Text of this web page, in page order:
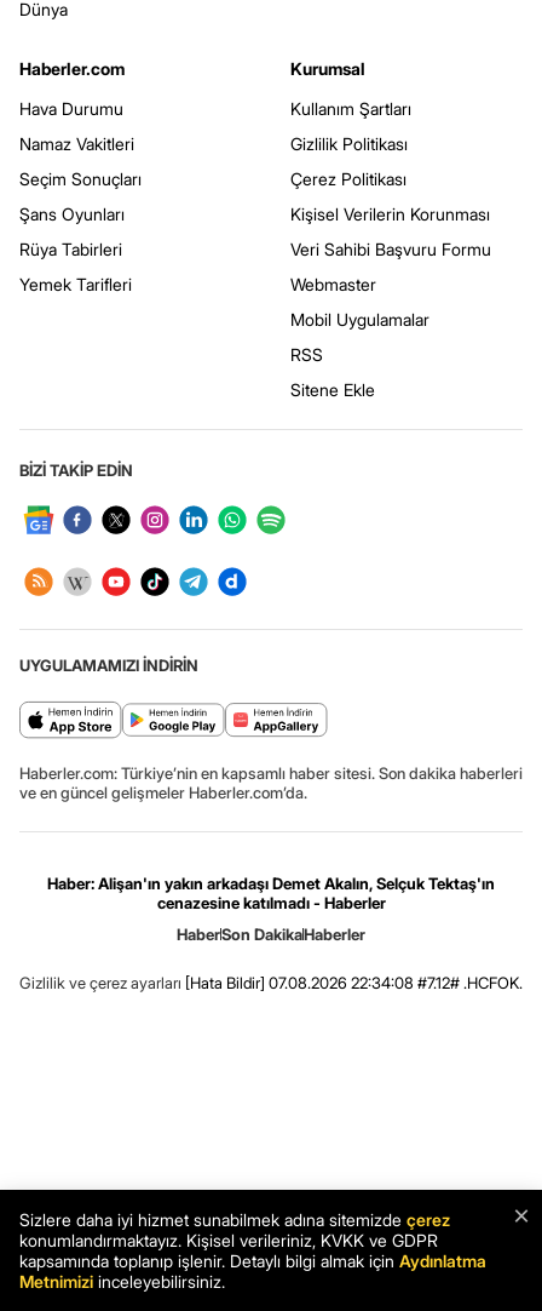
Dünya
Haberler.com
Hava Durumu
Namaz Vakitleri
Seçim Sonuçları
Şans Oyunları
Rüya Tabirleri
Yemek Tarifleri
Kurumsal
Kullanım Şartları
Gizlilik Politikası
Çerez Politikası
Kişisel Verilerin Korunması
Veri Sahibi Başvuru Formu
Webmaster
Mobil Uygulamalar
RSS
Sitene Ekle
BİZİ TAKİP EDİN
UYGULAMAMIZI İNDİRİN
Haberler.com: Türkiye’nin en kapsamlı haber sitesi. Son dakika haberleri
ve en güncel gelişmeler Haberler.com’da.
Haber: Alişan'ın yakın arkadaşı Demet Akalın, Selçuk Tektaş'ın
cenazesine katılmadı - Haberler
HaberSon DakikaHaberler
Gizlilik ve çerez ayarları [Hata Bildir] 07.08.2026 22:34:08 #7.12# .HCFOK.
×
Sizlere daha iyi hizmet sunabilmek adına sitemizde çerez
konumlandırmaktayız. Kişisel verileriniz, KVKK ve GDPR
kapsamında toplanıp işlenir. Detaylı bilgi almak için Aydınlatma
Metnimizi inceleyebilirsiniz.